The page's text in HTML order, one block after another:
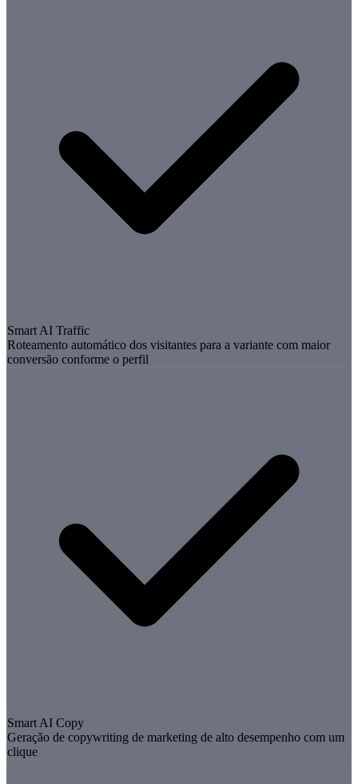
Smart AI Traffic
Roteamento automático dos visitantes para a variante com maior
conversão conforme o perfil
Smart AI Copy
Geração de copywriting de marketing de alto desempenho com um
clique